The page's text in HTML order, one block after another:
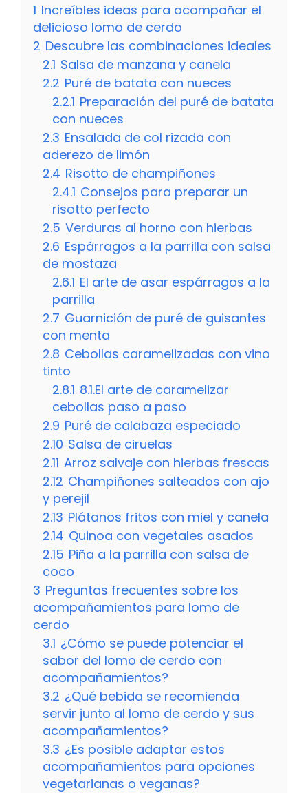
1 Increíbles ideas para acompañar el
delicioso lomo de cerdo
2 Descubre las combinaciones ideales
2.1 Salsa de manzana y canela
2.2 Puré de batata con nueces
2.2.1 Preparación del puré de batata
con nueces
2.3 Ensalada de col rizada con
aderezo de limón
2.4 Risotto de champiñones
2.4.1 Consejos para preparar un
risotto perfecto
2.5 Verduras al horno con hierbas
2.6 Espárragos a la parrilla con salsa
de mostaza
2.6.1 El arte de asar espárragos a la
parrilla
2.7 Guarnición de puré de guisantes
con menta
2.8 Cebollas caramelizadas con vino
tinto
2.8.1 8.1.El arte de caramelizar
cebollas paso a paso
2.9 Puré de calabaza especiado
2.10 Salsa de ciruelas
2.11 Arroz salvaje con hierbas frescas
2.12 Champiñones salteados con ajo
y perejil
2.13 Plátanos fritos con miel y canela
2.14 Quinoa con vegetales asados
2.15 Piña a la parrilla con salsa de
coco
3 Preguntas frecuentes sobre los
acompañamientos para lomo de
cerdo
3.1 ¿Cómo se puede potenciar el
sabor del lomo de cerdo con
acompañamientos?
3.2 ¿Qué bebida se recomienda
servir junto al lomo de cerdo y sus
acompañamientos?
3.3 ¿Es posible adaptar estos
acompañamientos para opciones
vegetarianas o veganas?